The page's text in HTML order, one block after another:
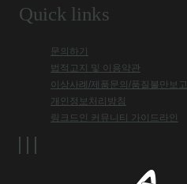
Quick links
문의하기
법적고지 및 이용약관
이상사례/제품문의/품질불만보고
개인정보처리방침
링크드인 커뮤니티 가이드라인